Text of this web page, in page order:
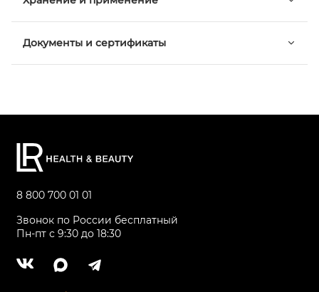
Документы и сертификаты
8 800 700 01 01
Звонок по России бесплатный
Пн-пт с 9:30 до 18:30